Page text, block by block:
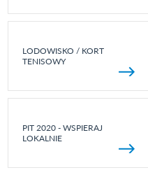
LODOWISKO / KORT
TENISOWY
PIT 2020 - WSPIERAJ
LOKALNIE